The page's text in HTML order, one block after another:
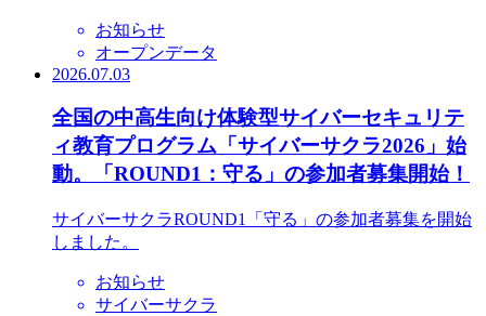
お知らせ
オープンデータ
2026.07.03
全国の中高生向け体験型サイバーセキュリテ
ィ教育プログラム「サイバーサクラ2026」始
動。「ROUND1：守る」の参加者募集開始！
サイバーサクラROUND1「守る」の参加者募集を開始
しました。
お知らせ
サイバーサクラ